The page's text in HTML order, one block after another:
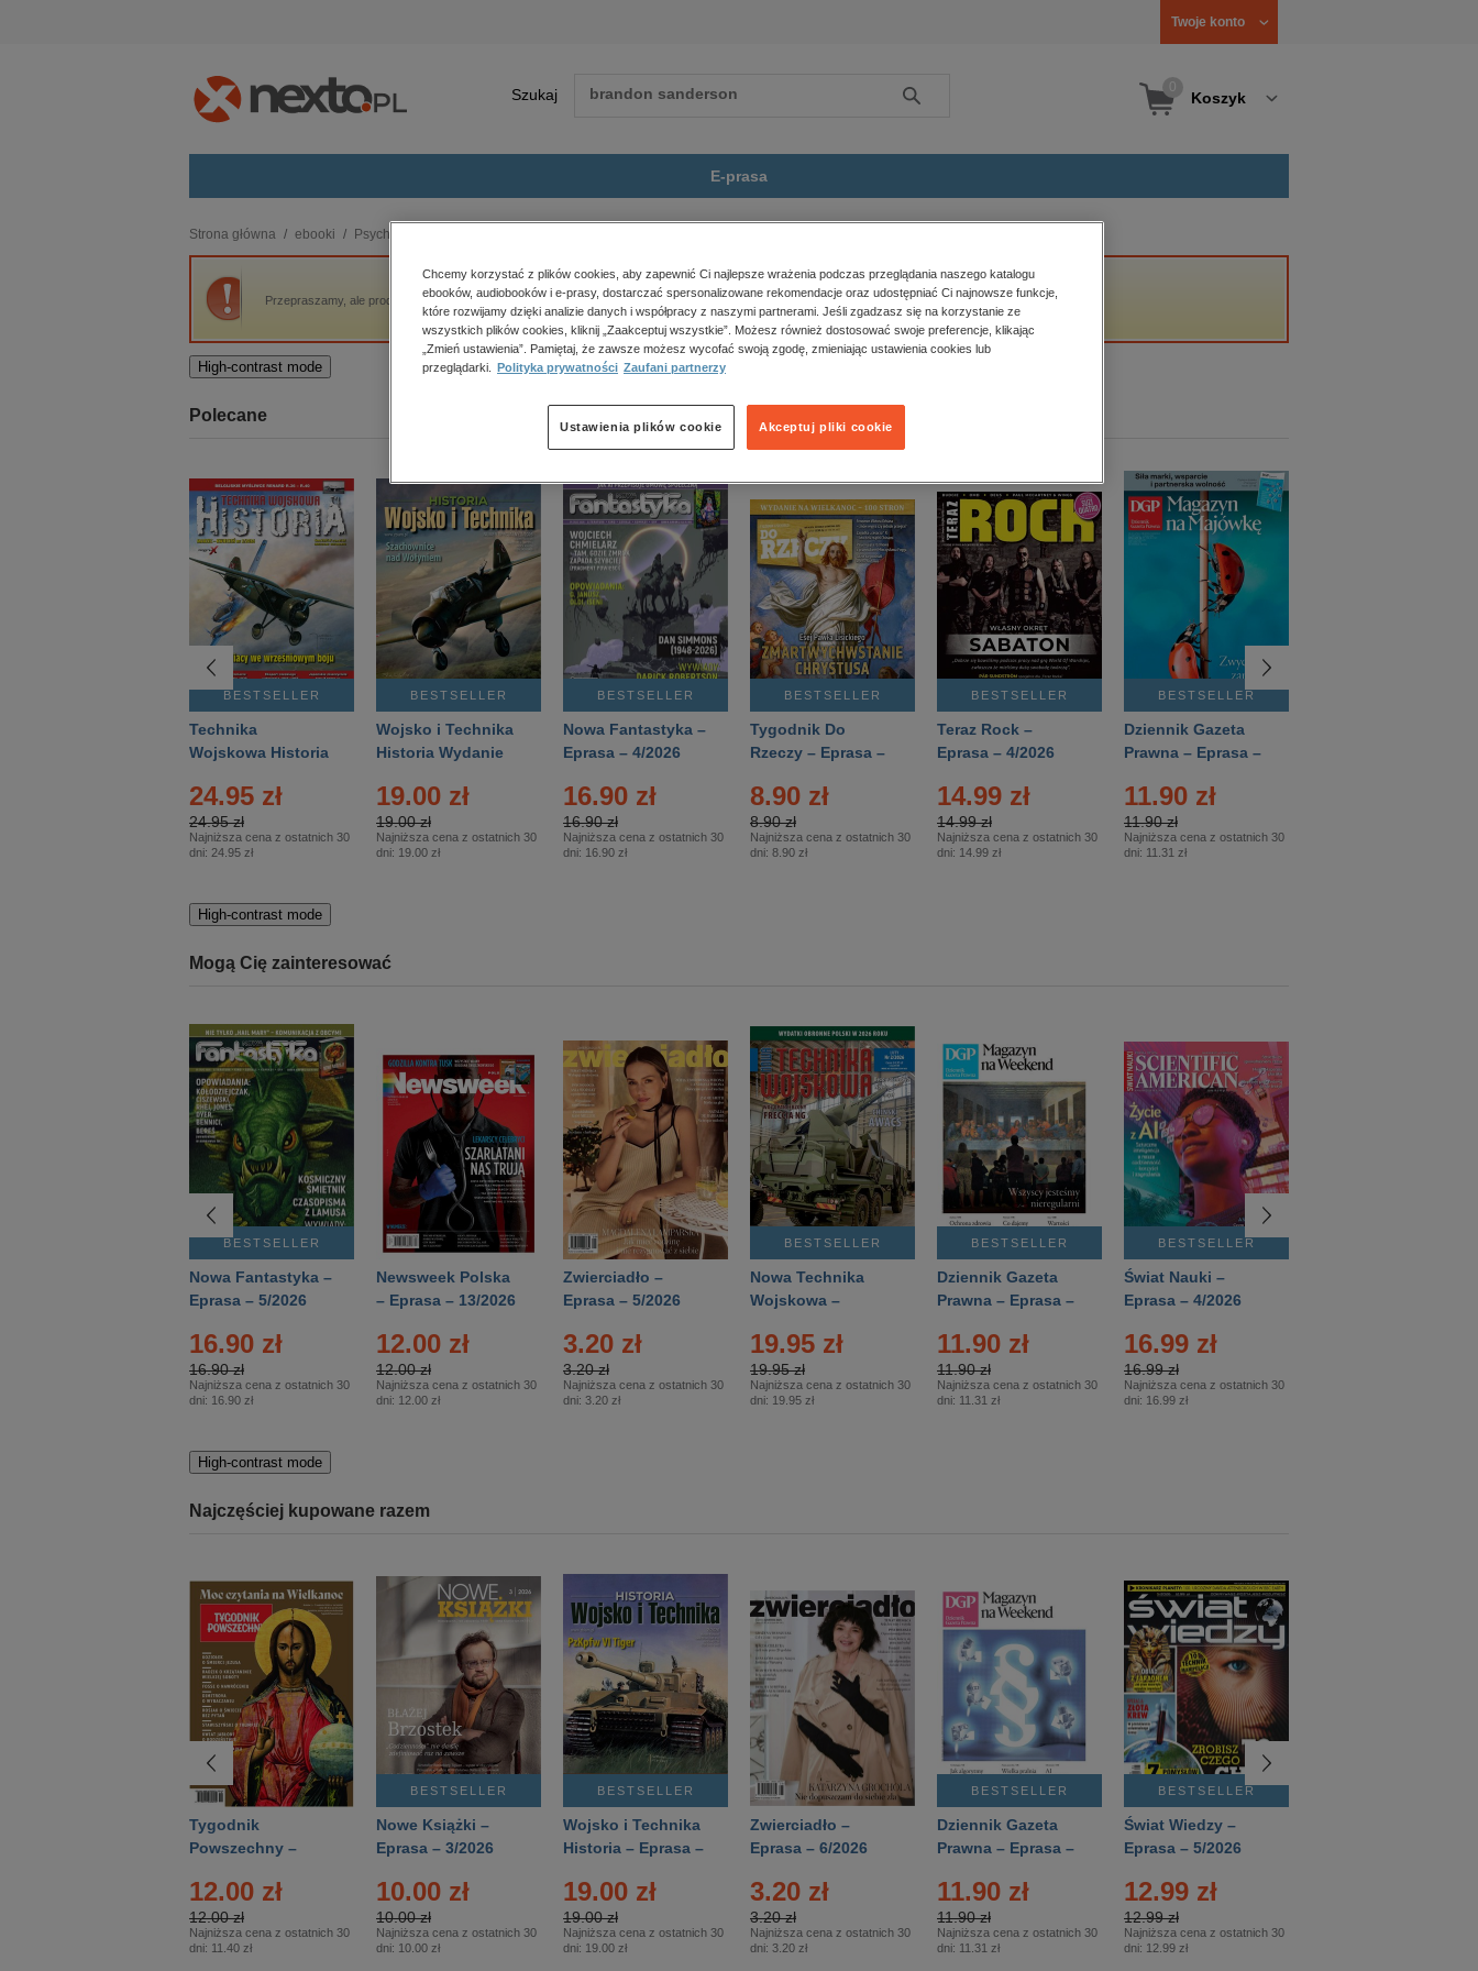
Twoje konto
Szukaj Szukaj Koszyk
E-prasa
budownictwo, aranżacja wnętrz
biznesowe, branżowe, gospodarka
darmowe wydania
edukacja
kobiece, lifestyle, kultura
polityka, społeczno-informacyjne
psychologiczne
inne
popularno-naukowe
historia
zdrowie
religie
Strona główna ebooki Psychologia
Przepraszamy, ale produkt „Narracja i jej zaburzenia w otępieniu alzheimerowskim” nie jest dostępny.
High-contrast mode
Polecane
BESTSELLER
Technika
Wojskowa Historia
24.95 zł
24.95 zł
Najniższa cena z ostatnich 30
dni: 24.95 zł
BESTSELLER
Wojsko i Technika
Historia Wydanie
– 2/2026
19.00 zł
19.00 zł
Najniższa cena z ostatnich 30
dni: 19.00 zł
BESTSELLER
Nowa Fantastyka –
Eprasa – 4/2026
16.90 zł
16.90 zł
Najniższa cena z ostatnich 30
dni: 16.90 zł
BESTSELLER
Tygodnik Do
Rzeczy – Eprasa –
8.90 zł
8.90 zł
Najniższa cena z ostatnich 30
dni: 8.90 zł
BESTSELLER
Teraz Rock –
Eprasa – 4/2026
14.99 zł
14.99 zł
Najniższa cena z ostatnich 30
dni: 14.99 zł
BESTSELLER
Dziennik Gazeta
Prawna – Eprasa –
11.90 zł
11.90 zł
Najniższa cena z ostatnich 30
dni: 11.31 zł
High-contrast mode
Mogą Cię zainteresować
BESTSELLER
Nowa Fantastyka –
Eprasa – 5/2026
16.90 zł
16.90 zł
Najniższa cena z ostatnich 30
dni: 16.90 zł
Newsweek Polska
– Eprasa – 13/2026
12.00 zł
12.00 zł
Najniższa cena z ostatnich 30
dni: 12.00 zł
Zwierciadło –
Eprasa – 5/2026
3.20 zł
3.20 zł
Najniższa cena z ostatnich 30
dni: 3.20 zł
BESTSELLER
Nowa Technika
Wojskowa –
19.95 zł
19.95 zł
Najniższa cena z ostatnich 30
dni: 19.95 zł
BESTSELLER
Dziennik Gazeta
Prawna – Eprasa –
11.90 zł
11.90 zł
Najniższa cena z ostatnich 30
dni: 11.31 zł
BESTSELLER
Świat Nauki –
Eprasa – 4/2026
16.99 zł
16.99 zł
Najniższa cena z ostatnich 30
dni: 16.99 zł
High-contrast mode
Najczęściej kupowane razem
Tygodnik
Powszechny –
12.00 zł
12.00 zł
Najniższa cena z ostatnich 30
dni: 11.40 zł
BESTSELLER
Nowe Książki –
Eprasa – 3/2026
10.00 zł
10.00 zł
Najniższa cena z ostatnich 30
dni: 10.00 zł
BESTSELLER
Wojsko i Technika
Historia – Eprasa –
19.00 zł
19.00 zł
Najniższa cena z ostatnich 30
dni: 19.00 zł
Zwierciadło –
Eprasa – 6/2026
3.20 zł
3.20 zł
Najniższa cena z ostatnich 30
dni: 3.20 zł
BESTSELLER
Dziennik Gazeta
Prawna – Eprasa –
11.90 zł
11.90 zł
Najniższa cena z ostatnich 30
dni: 11.31 zł
BESTSELLER
Świat Wiedzy –
Eprasa – 5/2026
12.99 zł
12.99 zł
Najniższa cena z ostatnich 30
dni: 12.99 zł
Chcemy korzystać z plików cookies, aby zapewnić Ci najlepsze wrażenia podczas przeglądania naszego katalogu
ebooków, audiobooków i e-prasy, dostarczać spersonalizowane rekomendacje oraz udostępniać Ci najnowsze funkcje,
które rozwijamy dzięki analizie danych i współpracy z naszymi partnerami. Jeśli zgadzasz się na korzystanie ze
wszystkich plików cookies, kliknij „Zaakceptuj wszystkie”. Możesz również dostosować swoje preferencje, klikając
„Zmień ustawienia”. Pamiętaj, że zawsze możesz wycofać swoją zgodę, zmieniając ustawienia cookies lub
przeglądarki.
Polityka prywatności Zaufani partnerzy
Akceptuj pliki cookie
Ustawienia plików cookie